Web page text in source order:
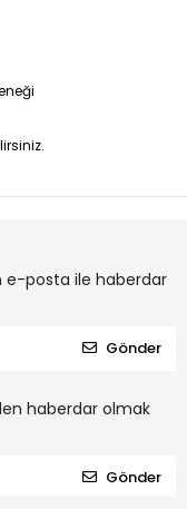
e-posta ile haberdar
Gönder
haberdar olmak
Gönder